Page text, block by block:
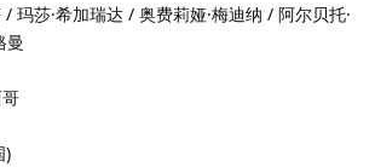
玛莎·希加瑞达 / 奥费莉娅·梅迪纳 / 阿尔贝托·
曼
)